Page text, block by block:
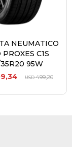
NEUMATICO
PROXES C1S
95W
USD499,20